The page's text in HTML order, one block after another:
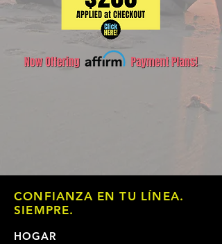
CONFIANZA EN TU LÍNEA.
SIEMPRE.
HOGAR